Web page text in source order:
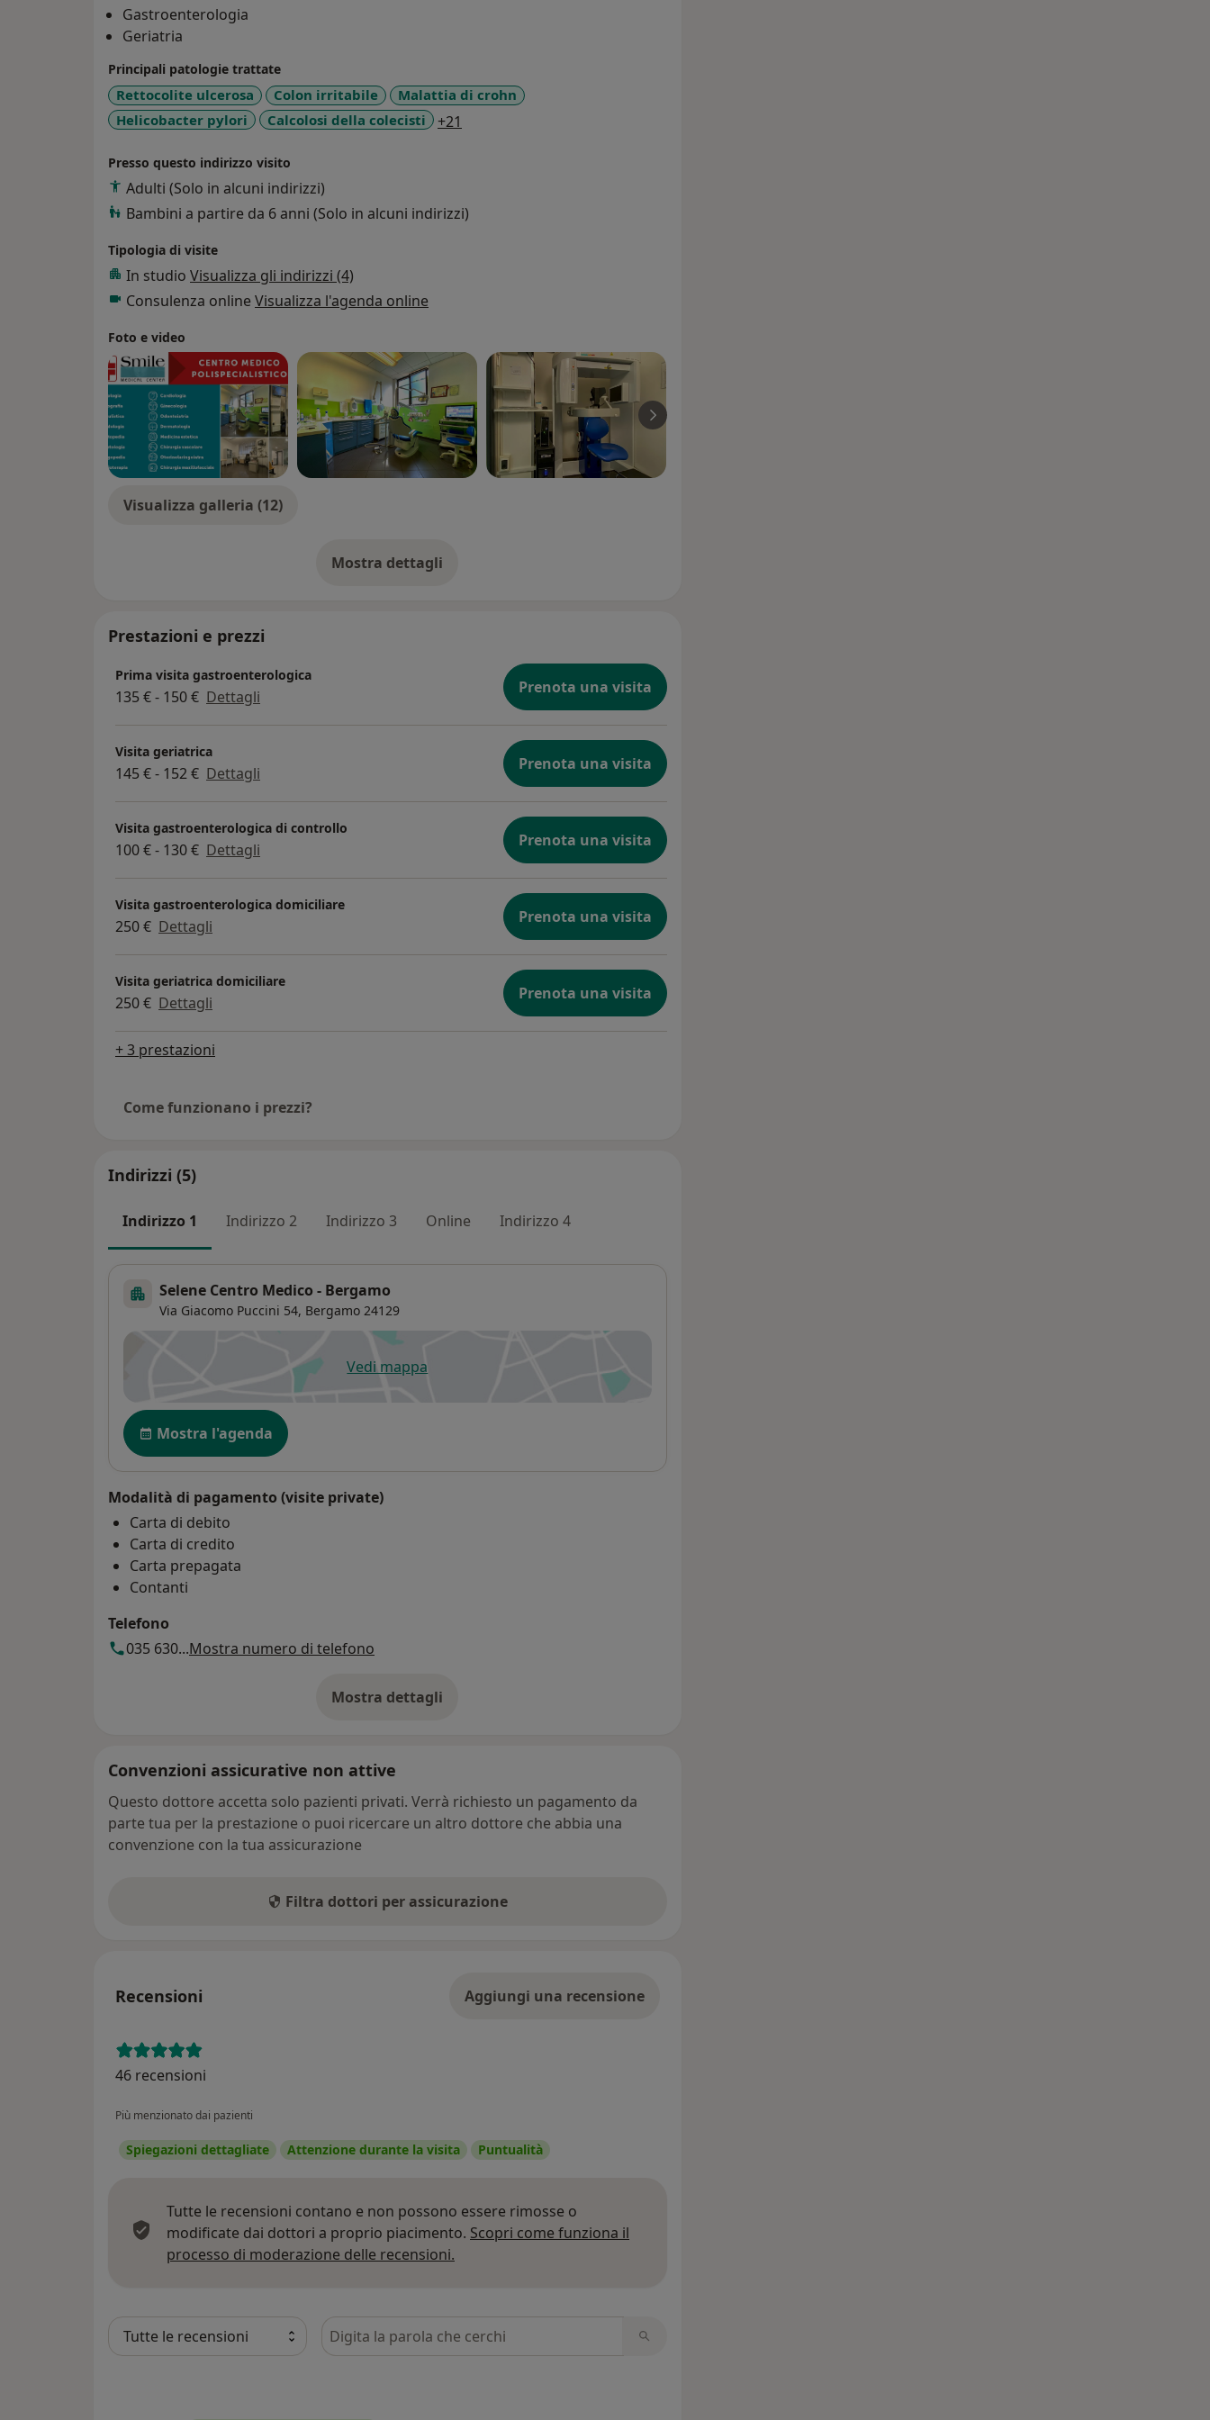
Gastroenterologia
Geriatria
Principali patologie trattate
Rettocolite ulcerosa Colon irritabile
Malattia di crohn
Helicobacter pylori
Calcolosi della colecisti +21
Presso questo indirizzo visito
Adulti (Solo in alcuni indirizzi)
Bambini a partire da 6 anni (Solo in alcuni indirizzi)
Tipologia di visite
In studio Visualizza gli indirizzi (4)
Consulenza online Visualizza l'agenda online
Foto e video
Visualizza galleria (12)
Mostra dettagli
sull'esperienza
Prestazioni e prezzi
Prima visita gastroenterologica
135 € - 150 € Dettagli Prenota una visita
Visita geriatrica
145 € - 152 € Dettagli Prenota una visita
Visita gastroenterologica di controllo
100 € - 130 € Dettagli Prenota una visita
Visita gastroenterologica domiciliare
250 € Dettagli Prenota una visita
Visita geriatrica domiciliare
250 € Dettagli Prenota una visita
+ 3 prestazioni
Come funzionano i prezzi?
Indirizzi (5)
Indirizzo 1 Indirizzo 2 Indirizzo 3 Online Indirizzo 4
Selene Centro Medico - Bergamo
Via Giacomo Puccini 54, Bergamo 24129
Vedi mappasi apre in una nuova scheda
Disponibilità
Mostra l'agenda
Modalità di pagamento (visite private)
Carta di debito
Carta di credito
Carta prepagata
Contanti
Telefono
035 630...Mostra numero di telefono
Mostra dettagli
sull'indirizzo
Convenzioni assicurative non attive
Questo dottore accetta solo pazienti privati. Verrà richiesto un pagamento da
parte tua per la prestazione o puoi ricercare un altro dottore che abbia una
convenzione con la tua assicurazione
Filtra dottori per assicurazione
Recensioni Aggiungi una recensione
46 recensioni
Più menzionato dai pazienti
Spiegazioni dettagliate Attenzione durante la visita Puntualità
Tutte le recensioni contano e non possono essere rimosse o
modificate dai dottori a proprio piacimento. Scopri come funziona il
processo di moderazione delle recensioni.
Cerca nelle recensioni